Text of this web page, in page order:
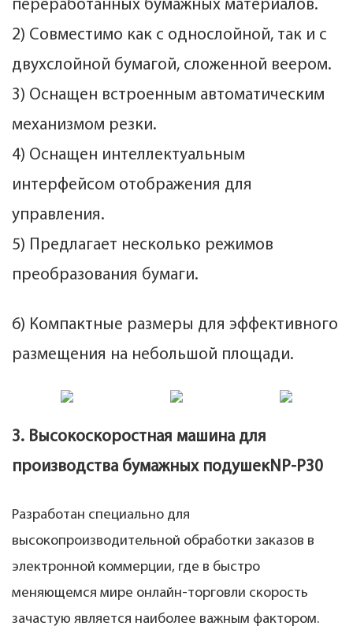
переработанных бумажных материалов.
2) Совместимо как с однослойной, так и с
двухслойной бумагой, сложенной веером.
3) Оснащен встроенным автоматическим
механизмом резки.
4) Оснащен интеллектуальным
интерфейсом отображения для
управления.
5) Предлагает несколько режимов
преобразования бумаги.
6) Компактные размеры для эффективного
размещения на небольшой площади.
3. Высокоскоростная машина для
производства бумажных подушекNP-P30
Разработан специально для
высокопроизводительной обработки заказов в
электронной коммерции, где в быстро
меняющемся мире онлайн-торговли скорость
зачастую является наиболее важным фактором.